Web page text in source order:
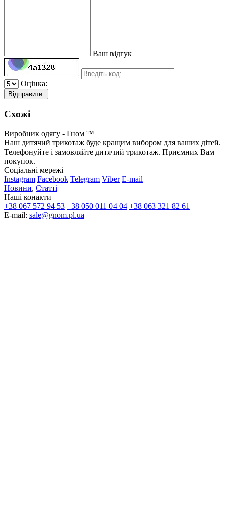
Ваш відгук
Оцінка:
Відправити:
Схожі
Виробник одягу - Гном ™
Наш дитячий трикотаж буде кращим вибором для ваших дітей.
Телефонуйте і замовляйте дитячий трикотаж. Приємних Вам
покупок.
Соціальні мережі
Instagram Facebook Telegram Viber E-mail
Новини, Статті
Наші конакти
+38 067 572 94 53 +38 050 011 04 04 +38 063 321 82 61
E-mail: sale@gnom.pl.ua